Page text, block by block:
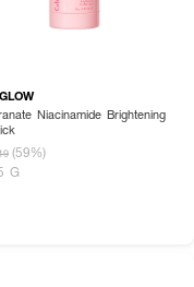
Niacinamide Brightening
(59%)
G